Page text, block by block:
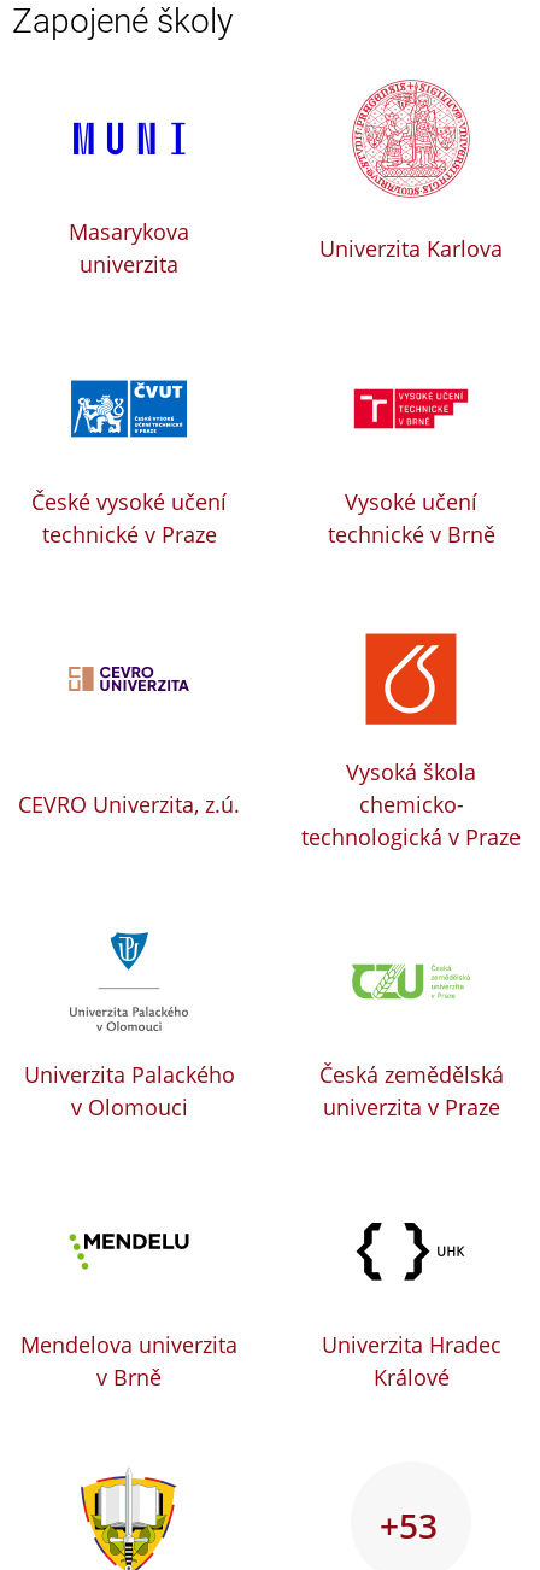
Zapojené školy
Masarykova
univerzita
Univerzita Karlova
České vysoké učení
technické v Praze
Vysoké učení
technické v Brně
CEVRO Univerzita, z.ú.
Vysoká škola
chemicko-
technologická v Praze
Univerzita Palackého
v Olomouci
Česká zemědělská
univerzita v Praze
Mendelova univerzita
v Brně
Univerzita Hradec
Králové
+53